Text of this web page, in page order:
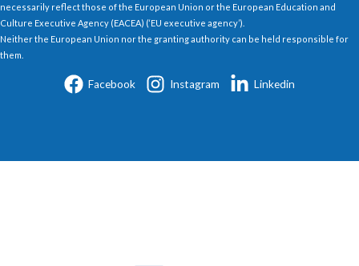
necessarily reflect those of the European Union or the European Education and
Culture Executive Agency (EACEA) (‘EU executive agency’).
Neither the European Union nor the granting authority can be held responsible for
them.
Facebook Instagram Linkedin